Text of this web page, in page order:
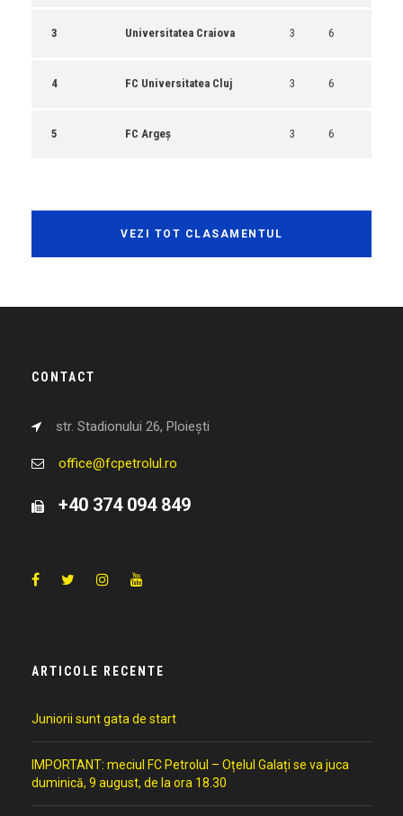
3 Universitatea Craiova 3 6
4 FC Universitatea Cluj 3 6
5 FC Argeș 3 6
VEZI TOT CLASAMENTUL
CONTACT
str. Stadionului 26, Ploiești
office@fcpetrolul.ro
+40 374 094 849
ARTICOLE RECENTE
Juniorii sunt gata de start
IMPORTANT: meciul FC Petrolul – Oțelul Galați se va juca
duminică, 9 august, de la ora 18.30